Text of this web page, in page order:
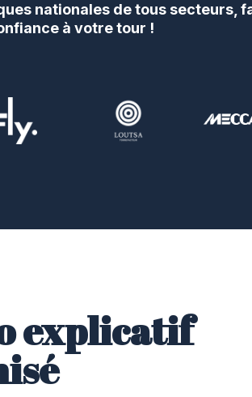
nationales de tous secteurs,
à votre tour !
explicatif